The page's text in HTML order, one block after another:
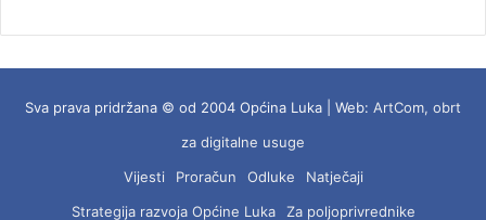
Sva prava pridržana © od 2004 Općina Luka | Web: ArtCom, obrt
za digitalne usuge
Vijesti
Proračun Odluke
Natječaji
Strategija razvoja Općine Luka
Za poljoprivrednike